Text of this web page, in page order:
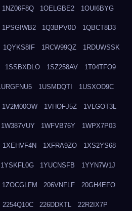
1NZ06F8Q 1OELGBE2 1OUI6BYG
1PSGIWB2 1Q3BPV0D 1QBCT8D3
1QYKS8IF 1RCW99QZ 1RDUWSSK
1SSBXDLO 1SZ258AV 1T04TFO9
1USMDQTI 1USXOD9C
1V2M00OW 1VHOFJ5Z 1VLGOT3L
1W387VUY 1WFVB76Y 1WPX7P03
1XEHVF4N 1XFRA9ZO 1XS2YS68
1YSKFL0G 1YUCNSFB 1YYN7W1J
1ZOCGLFM 206VNFLF 20GH4EFO
2254Q10C 226DDKTL 22R2IX7P